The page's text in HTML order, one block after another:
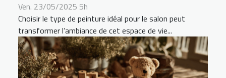
Ven. 23/05/2025 5h
Choisir le type de peinture idéal pour le salon peut
transformer l’ambiance de cet espace de vie...